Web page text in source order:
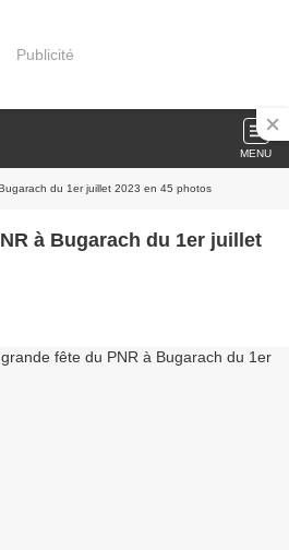
Publicité
MENU
du 1er juillet 2023 en 45 photos
à Bugarach du 1er juillet